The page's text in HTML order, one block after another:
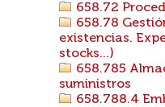
658.72
658.78
existencias.
stocks...)
658.785
suministros
658.788.4